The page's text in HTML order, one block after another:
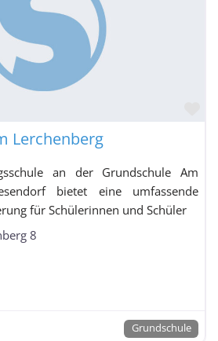
/ Schule mit
/ Freie Waldorfschule mit
/ Freie Waldorfschule mit
Kooperative
mit Grundschulzweig
Lerchenberg
an der Grundschule Am
bietet eine umfassende
für Schülerinnen und Schüler
8
Grundschule